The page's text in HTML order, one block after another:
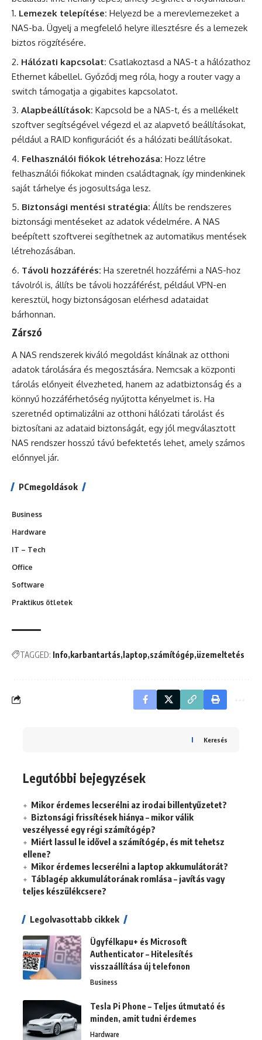
Lemezek telepítése: Helyezd be a merevlemezeket a
NAS-ba. Ügyelj a megfelelő helyre illesztésre és a lemezek
biztos rögzítésére.
Hálózati kapcsolat: Csatlakoztasd a NAS-t a hálózathoz
Ethernet kábellel. Győződj meg róla, hogy a router vagy a
switch támogatja a gigabites kapcsolatot.
Alapbeállítások: Kapcsold be a NAS-t, és a mellékelt
szoftver segítségével végezd el az alapvető beállításokat,
például a RAID konfigurációt és a hálózati beállításokat.
Felhasználói fiókok létrehozása: Hozz létre
felhasználói fiókokat minden családtagnak, így mindenkinek
saját tárhelye és jogosultsága lesz.
Biztonsági mentési stratégia: Állíts be rendszeres
biztonsági mentéseket az adatok védelmére. A NAS
beépített szoftverei segíthetnek az automatikus mentések
létrehozásában.
Távoli hozzáférés: Ha szeretnél hozzáférni a NAS-hoz
távolról is, állíts be távoli hozzáférést, például VPN-en
keresztül, hogy biztonságosan elérhesd adataidat
bárhonnan.
Zárszó
A NAS rendszerek kiváló megoldást kínálnak az otthoni
adatok tárolására és megosztására. Nemcsak a központi
tárolás előnyeit élvezheted, hanem az adatbiztonság és a
könnyű hozzáférhetőség nyújtotta kényelmet is. Ha
szeretnéd optimalizálni az otthoni hálózati tárolást és
biztosítani az adataid biztonságát, egy jól megválasztott
NAS rendszer hosszú távú befektetés lehet, amely számos
előnnyel jár.
PCmegoldások
Business
Hardware
IT – Tech
Office
Software
Praktikus ötletek
TAGGED: Info karbantartás laptop számítógép üzemeltetés
Keresés
Legutóbbi bejegyzések
Mikor érdemes lecserélni az irodai billentyűzetet?
Biztonsági frissítések hiánya – mikor válik
veszélyessé egy régi számítógép?
Miért lassul le idővel a számítógép, és mit tehetsz
ellene?
Mikor érdemes lecserélni a laptop akkumulátorát?
Táblagép akkumulátorának romlása – javítás vagy
teljes készülékcsere?
Legolvasottabb cikkek
Ügyfélkapu+ és Microsoft
Authenticator – Hitelesítés
visszaállítása új telefonon
Business
Tesla Pi Phone – Teljes útmutató és
minden, amit tudni érdemes
Hardware